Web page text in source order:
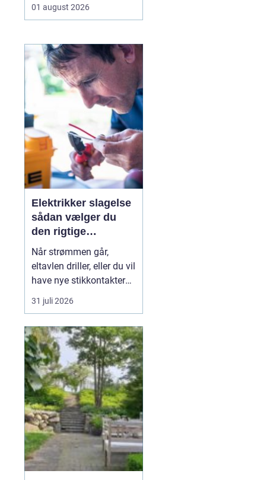
vigtigste beslutninger. En
spare dig både tid, penge
og bekymringer, mens et
dårligt valg let ender i
forsinkelser,
ekstraregninger og
ueni...
01 august 2026
Elektrikker slagelse
sådan vælger du
den rigtige
elektriker til
opgaven
Når strømmen går,
eltavlen driller, eller du vil
have nye stikkontakter
og belysning, er en
dygtig elektriker
sikkerhed og komfort. I
og omkring Slagelse
findes der mange el-
firmaer, og valget kan
virke uoverskueligt.
Hvordan sikre...
31 juli 2026